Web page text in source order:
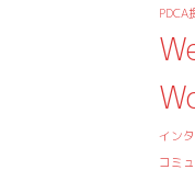
PDCA
イン
コミ